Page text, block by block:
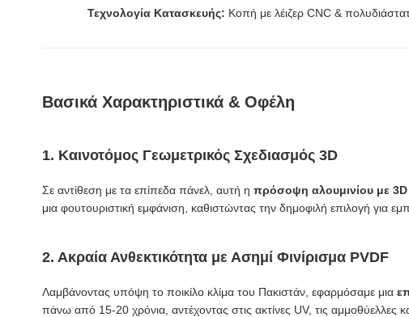
Τεχνολογία Κατασκευής: Κοπή με λέιζερ CNC &
Βασικά Χαρακτηριστικά & Οφέλη
1. Καινοτόμος Γεωμετρικός Σχεδιασμός 3D
Σε αντίθεση με τα επίπεδα πάνελ, αυτή η πρόσοψη αλουμινίου με 3D
μια φουτουριστική εμφάνιση, καθιστώντας την δημοφιλή επιλογή για
2. Ακραία Ανθεκτικότητα με Ασημί Φινίρισμα PVDF
Λαμβάνοντας υπόψη το ποικίλο κλίμα του Πακιστάν, εφαρμόσαμε μια
πάνω από 15-20 χρόνια, αντέχοντας στις ακτίνες UV, τις αμμοθύελλες